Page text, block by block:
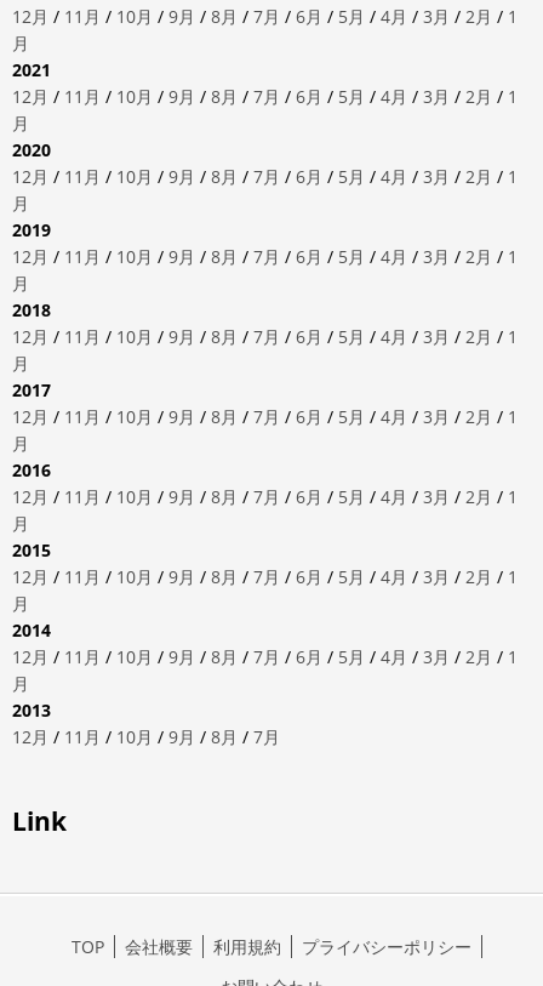
12月 / 11月 / 10月 / 9月 / 8月 / 7月 / 6月 / 5月 / 4月 / 3月 / 2月 / 1
月
2021
12月 / 11月 / 10月 / 9月 / 8月 / 7月 / 6月 / 5月 / 4月 / 3月 / 2月 / 1
月
2020
12月 / 11月 / 10月 / 9月 / 8月 / 7月 / 6月 / 5月 / 4月 / 3月 / 2月 / 1
月
2019
12月 / 11月 / 10月 / 9月 / 8月 / 7月 / 6月 / 5月 / 4月 / 3月 / 2月 / 1
月
2018
12月 / 11月 / 10月 / 9月 / 8月 / 7月 / 6月 / 5月 / 4月 / 3月 / 2月 / 1
月
2017
12月 / 11月 / 10月 / 9月 / 8月 / 7月 / 6月 / 5月 / 4月 / 3月 / 2月 / 1
月
2016
12月 / 11月 / 10月 / 9月 / 8月 / 7月 / 6月 / 5月 / 4月 / 3月 / 2月 / 1
月
2015
12月 / 11月 / 10月 / 9月 / 8月 / 7月 / 6月 / 5月 / 4月 / 3月 / 2月 / 1
月
2014
12月 / 11月 / 10月 / 9月 / 8月 / 7月 / 6月 / 5月 / 4月 / 3月 / 2月 / 1
月
2013
12月 / 11月 / 10月 / 9月 / 8月 / 7月
Link
TOP 会社概要 利用規約
プライバシーポリシー